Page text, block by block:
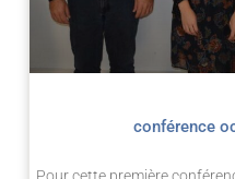
conférence
Pour cette première